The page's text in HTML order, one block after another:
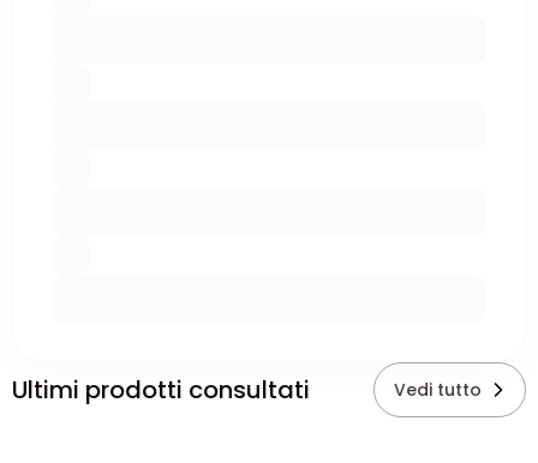
Ultimi prodotti consultati Vedi tutto